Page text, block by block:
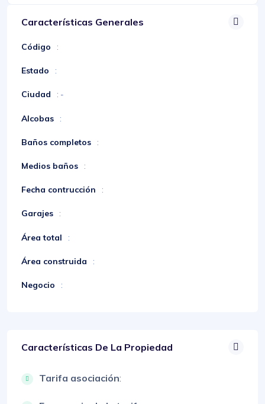
Características Generales
Código :
Estado :
Ciudad : -
Alcobas :
Baños completos :
Medios baños :
Fecha contrucción :
Garajes :
Área total :
Área construida :
Negocio :
Características De La Propiedad
Tarifa asociación: